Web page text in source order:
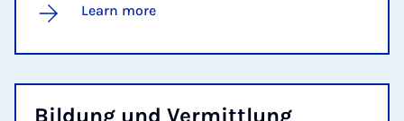
Learn more
Bildung und Ver­mittlung